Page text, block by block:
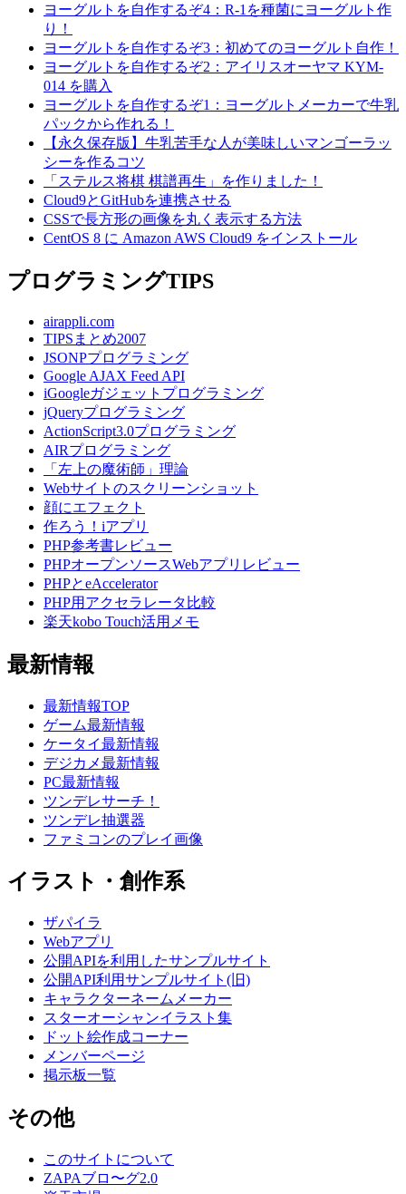
ヨーグルトを自作するぞ4：R-1を種菌にヨーグルト作
り！
ヨーグルトを自作するぞ3：初めてのヨーグルト自作！
ヨーグルトを自作するぞ2：アイリスオーヤマ KYM-
014 を購入
ヨーグルトを自作するぞ1：ヨーグルトメーカーで牛乳
パックから作れる！
【永久保存版】牛乳苦手な人が美味しいマンゴーラッ
シーを作るコツ
「ステルス将棋 棋譜再生」を作りました！
Cloud9とGitHubを連携させる
CSSで長方形の画像を丸く表示する方法
CentOS 8 に Amazon AWS Cloud9 をインストール
プログラミングTIPS
airappli.com
TIPSまとめ2007
JSONPプログラミング
Google AJAX Feed API
iGoogleガジェットプログラミング
jQueryプログラミング
ActionScript3.0プログラミング
AIRプログラミング
「左上の魔術師」理論
Webサイトのスクリーンショット
顔にエフェクト
作ろう！iアプリ
PHP参考書レビュー
PHPオープンソースWebアプリレビュー
PHPとeAccelerator
PHP用アクセラレータ比較
楽天kobo Touch活用メモ
最新情報
最新情報TOP
ゲーム最新情報
ケータイ最新情報
デジカメ最新情報
PC最新情報
ツンデレサーチ！
ツンデレ抽選器
ファミコンのプレイ画像
イラスト・創作系
ザパイラ
Webアプリ
公開APIを利用したサンプルサイト
公開API利用サンプルサイト(旧)
キャラクターネームメーカー
スターオーシャンイラスト集
ドット絵作成コーナー
メンバーページ
掲示板一覧
その他
このサイトについて
ZAPAブロ〜グ2.0